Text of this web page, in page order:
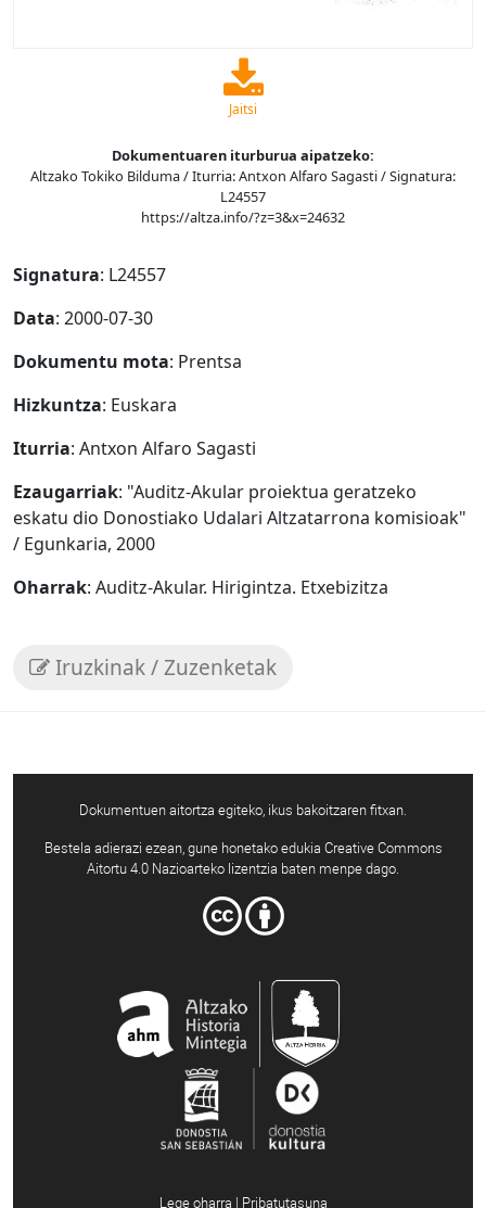
Jaitsi
Dokumentuaren iturburua aipatzeko:
Altzako Tokiko Bilduma / Iturria: Antxon Alfaro Sagasti / Signatura:
L24557
https://altza.info/?z=3&x=24632
Signatura: L24557
Data: 2000-07-30
Dokumentu mota: Prentsa
Hizkuntza: Euskara
Iturria: Antxon Alfaro Sagasti
Ezaugarriak: "Auditz-Akular proiektua geratzeko
eskatu dio Donostiako Udalari Altzatarrona komisioak"
/ Egunkaria, 2000
Oharrak: Auditz-Akular. Hirigintza. Etxebizitza
Iruzkinak / Zuzenketak
Dokumentuen aitortza egiteko, ikus bakoitzaren fitxan.
Bestela adierazi ezean, gune honetako edukia Creative Commons
Aitortu 4.0 Nazioarteko lizentzia baten menpe dago.
Lege oharra | Pribatutasuna